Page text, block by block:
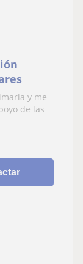
y me
de las